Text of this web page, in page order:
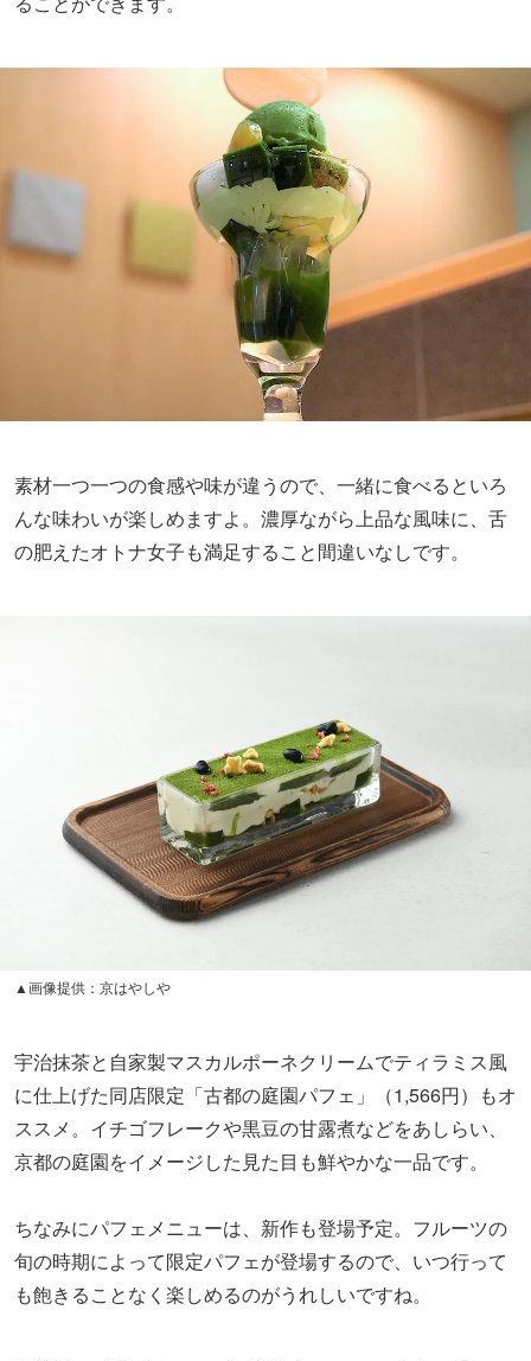
素材一つ一つの食感や味が違うので、一緒に食べるといろ
んな味わいが楽しめますよ。濃厚ながら上品な風味に、舌
の肥えたオトナ女子も満足すること間違いなしです。
▲画像提供：京はやしや
宇治抹茶と自家製マスカルポーネクリームでティラミス風
に仕上げた同店限定「古都の庭園パフェ」（1,566円）もオ
ススメ。イチゴフレークや黒豆の甘露煮などをあしらい、
京都の庭園をイメージした見た目も鮮やかな一品です。
ちなみにパフェメニューは、新作も登場予定。フルーツの
旬の時期によって限定パフェが登場するので、いつ行って
も飽きることなく楽しめるのがうれしいですね。